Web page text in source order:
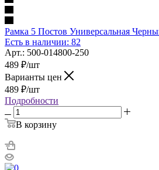
Рамка 5 Постов Универсальная
Есть в наличии: 82
Арт.: 500-014800-250
489 ₽/шт
Варианты цен
489 ₽/шт
Подробности
В корзину